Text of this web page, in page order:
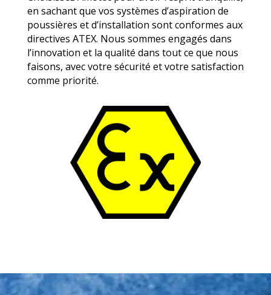
en sachant que vos systèmes d’aspiration de
poussières et d’installation sont conformes aux
directives ATEX. Nous sommes engagés dans
l’innovation et la qualité dans tout ce que nous
faisons, avec votre sécurité et votre satisfaction
comme priorité.